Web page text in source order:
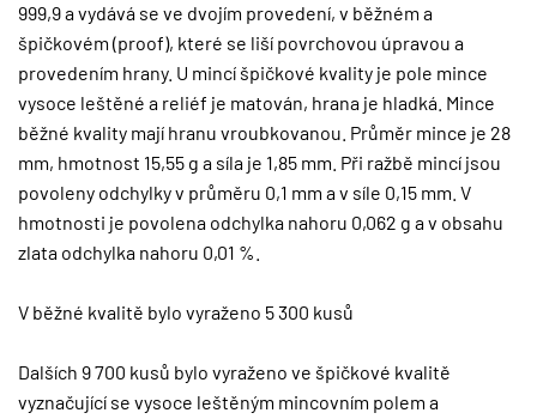
999,9 a vydává se ve dvojím provedení, v běžném a
špičkovém (proof), které se liší povrchovou úpravou a
provedením hrany. U mincí špičkové kvality je pole mince
vysoce leštěné a reliéf je matován, hrana je hladká. Mince
běžné kvality mají hranu vroubkovanou. Průměr mince je 28
mm, hmotnost 15,55 g a síla je 1,85 mm. Při ražbě mincí jsou
povoleny odchylky v průměru 0,1 mm a v síle 0,15 mm. V
hmotnosti je povolena odchylka nahoru 0,062 g a v obsahu
zlata odchylka nahoru 0,01 %.
V běžné kvalitě bylo vyraženo 5 300 kusů
Dalších 9 700 kusů bylo vyraženo ve špičkové kvalitě
vyznačující se vysoce leštěným mincovním polem a